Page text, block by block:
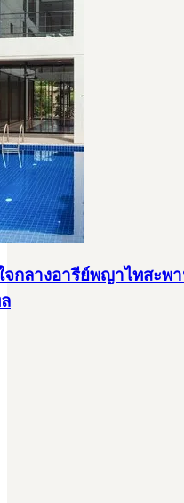
จกลางอารีย์พญาไทสะ